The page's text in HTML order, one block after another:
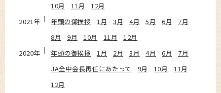
10月
11月
12月
2021年
年頭の御挨拶 1月 3月 4月 5月 6月
7月
8月
9月 10月 11月
12月
2020年
年頭の御挨拶 1月 2月 3月 4月 6月
7月
JA全中会長再任にあたって
9月 10月
11月
12月